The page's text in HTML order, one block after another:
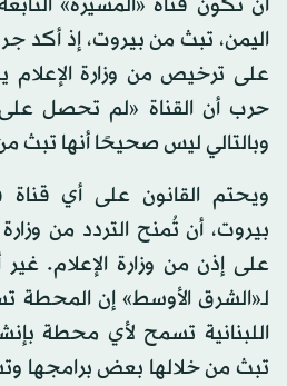
اليمن، تبث من بيروت، إذ أكد
على ترخيص من وزارة الإعلام
حرب أن القناة «لم تحصل على
وبالتالي ليس صحيحًا أنها تبث
ويحتم القانون على أي
بيروت، أن تُمنح التردد من
على إذن من وزارة الإعلام. غير
لـ«الشرق الأوسط» إن المحطة
اللبنانية تسمح لأي محطة
تبث من خلالها بعض برامجها